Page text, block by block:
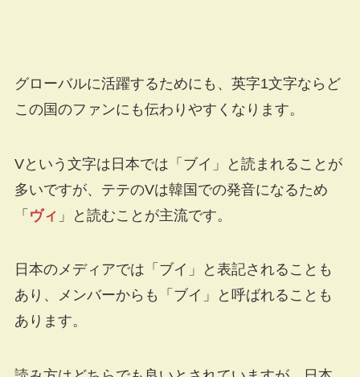
グローバルに活躍するためにも、英字1文字ならど
この国のファンにも伝わりやすくなります。
Vという文字は日本では「ブイ」と読まれることが
多いですが、テテのVは韓国での発音になるため
「 ヴィ 」と読むことが主流です。
日本のメディアでは「ブイ」と表記されることも
あり、メンバーからも「ブイ」と呼ばれることも
あります。